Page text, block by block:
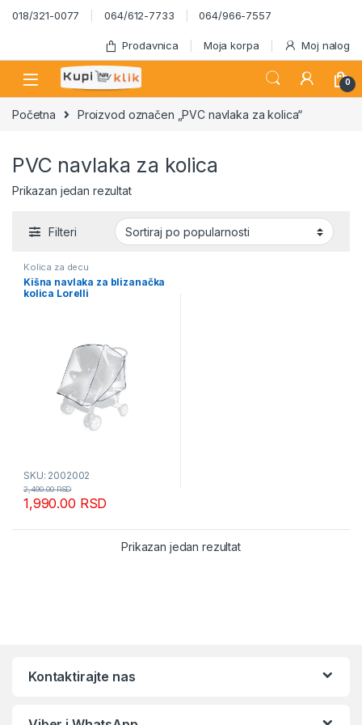
Skip to navigation
Skip to content
018/321-0077 064/612-7733 064/966-7557
Prodavnica Moja korpa Moj nalog
0
Početna Proizvod označen „PVC navlaka za kolica“
PVC navlaka za kolica
Prikazan jedan rezultat
Filteri
Kolica za decu
Kišna navlaka za blizanačka
kolica Lorelli
SKU: 2002002
1,990.00 RSD
2,490.00RSD
Prikazan jedan rezultat
Kontaktirajte nas